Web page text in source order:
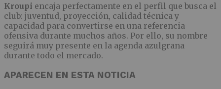
Kroupi encaja perfectamente en el perfil que busca el
club: juventud, proyección, calidad técnica y
capacidad para convertirse en una referencia
ofensiva durante muchos años. Por ello, su nombre
seguirá muy presente en la agenda azulgrana
durante todo el mercado.
APARECEN EN ESTA NOTICIA